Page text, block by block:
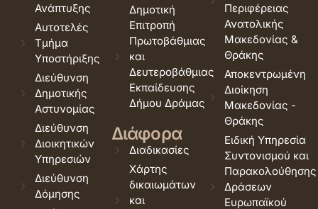
Ανάπτυξης
Αυτοτελές
Τμήμα
Υποστήριξης
Διεύθυνση
Δημοτικής
Αστυνομίας
Διεύθυνση
Διοικητικών
Υπηρεσιών
Διεύθυνση
Δόμησης
Δημοτική
Επιτροπή
Πρωτοβάθμιας
και
Δευτεροβάθμιας
Εκπαίδευσης
Δήμου Δράμας
Διάφορα
Διαδικασίες
Χάρτης
δικαιωμάτων
και
Περιφέρειας
Ανατολικής
Μακεδονίας &
Θράκης
Αποκεντρωμένη
Διοίκηση
Μακεδονίας -
Θράκης
Ειδική Υπηρεσία
Συντονισμού και
Παρακολούθησης
Δράσεων
Ευρωπαϊκού